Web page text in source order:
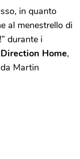
in quanto
al menestrello di
durante i
Home,
Martin